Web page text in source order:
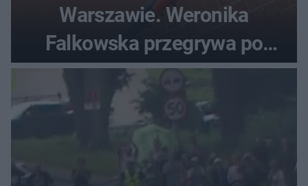
Warszawie. Weronika
Falkowska przegrywa po
zaciętym boju